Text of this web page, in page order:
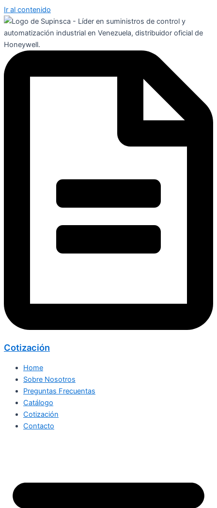
Ir al contenido
Cotización
Home
Sobre Nosotros
Preguntas Frecuentas
Catálogo
Cotización
Contacto